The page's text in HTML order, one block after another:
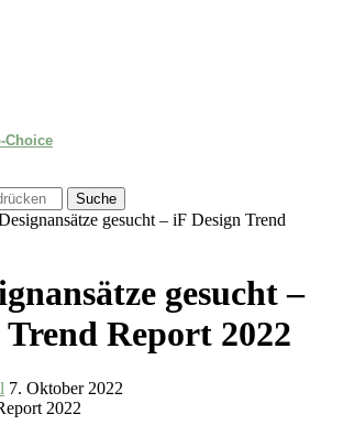
Choice
Suche
gesucht – iF Design Trend
gesucht –
Report 2022
7. Oktober 2022